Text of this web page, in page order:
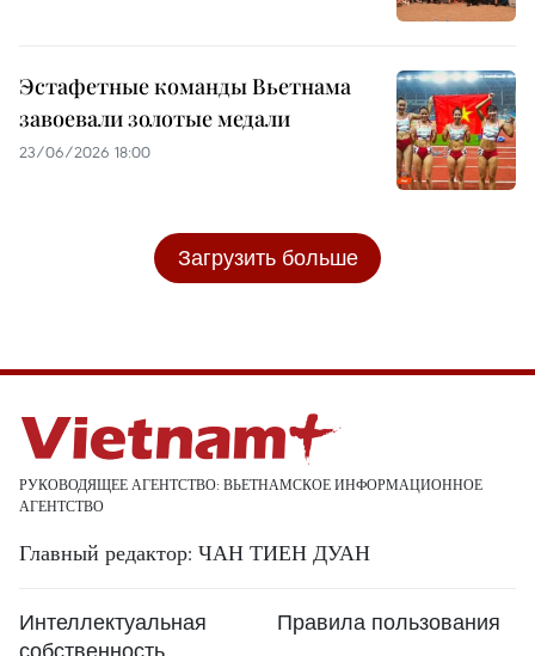
Эстафетные команды Вьетнама
завоевали золотые медали
23/06/2026 18:00
Загрузить больше
РУКОВОДЯЩЕЕ АГЕНТСТВО: ВЬЕТНАМСКОЕ ИНФОРМАЦИОННОЕ
АГЕНТСТВО
Главный редактор: ЧАН ТИЕН ДУАН
Интеллектуальная
Правила пользования